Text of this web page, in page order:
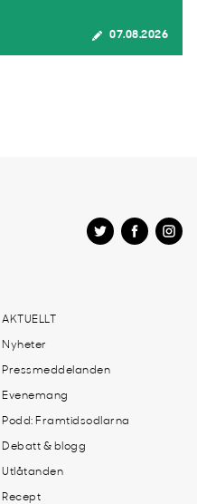
07.08.2026
AKTUELLT
Nyheter
Pressmeddelanden
Evenemang
Podd: Framtidsodlarna
Debatt & blogg
Utlåtanden
Recept